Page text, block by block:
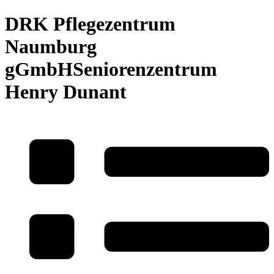
DRK Pflegezentrum
Naumburg
gGmbHSeniorenzentrum
Henry Dunant